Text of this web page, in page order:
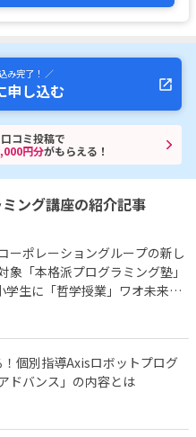
み完了！ ／
申し込む
コミ投稿で
円分がもらえる！
ング講座の紹介記事
ーポレーショングループの新し
象「本格派プログラミング塾」
生に「哲学授業」ワオ未来塾
個別指導Axisロボットプログ
ドバンス」の内容とは